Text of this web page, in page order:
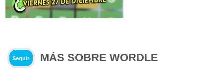
Seguir MÁS SOBRE WORDLE